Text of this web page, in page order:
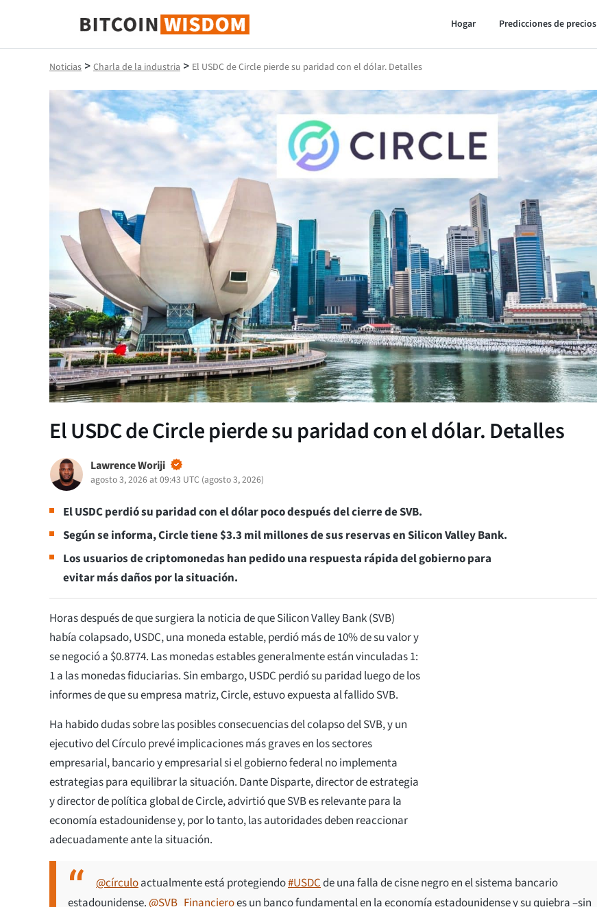
Sabiduría de Bitcoin
Hogar Predicciones de precios
Noticias > Charla de la industria > El USDC de Circle pierde su paridad con el dólar. Detalles
El USDC de Circle pierde su paridad con el dólar. Detalles
Lawrence Woriji
agosto 3, 2026 at 09:43 UTC (agosto 3, 2026)
El USDC perdió su paridad con el dólar poco después del cierre de SVB.
Según se informa, Circle tiene $3.3 mil millones de sus reservas en Silicon Valley Bank.
Los usuarios de criptomonedas han pedido una respuesta rápida del gobierno para
evitar más daños por la situación.
Horas después de que surgiera la noticia de que Silicon Valley Bank (SVB)
había colapsado, USDC, una moneda estable, perdió más de 10% de su valor y
se negoció a $0.8774. Las monedas estables generalmente están vinculadas 1:
1 a las monedas fiduciarias. Sin embargo, USDC perdió su paridad luego de los
informes de que su empresa matriz, Circle, estuvo expuesta al fallido SVB.
Ha habido dudas sobre las posibles consecuencias del colapso del SVB, y un
ejecutivo del Círculo prevé implicaciones más graves en los sectores
empresarial, bancario y empresarial si el gobierno federal no implementa
estrategias para equilibrar la situación. Dante Disparte, director de estrategia
y director de política global de Circle, advirtió que SVB es relevante para la
economía estadounidense y, por lo tanto, las autoridades deben reaccionar
adecuadamente ante la situación.
@círculoactualmente está protegiendo#USDCde una falla de cisne negro en el sistema bancario
estadounidense.@SVB_Financieroes un banco fundamental en la economía estadounidense y su quiebra –sin